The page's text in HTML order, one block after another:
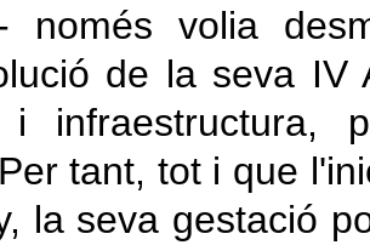
només volia
de la seva
i infraestructura,
tant, tot i que
la seva gestació